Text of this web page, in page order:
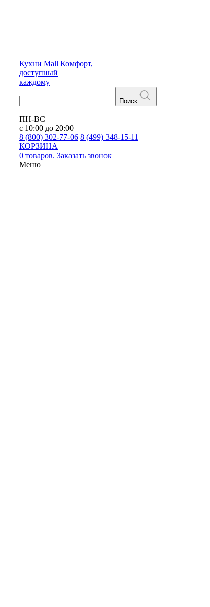
Кухни Mall Комфорт,
доступный
каждому
Поиск
ПН-ВС
с 10:00 до 20:00
8 (800) 302-77-06 8 (499) 348-15-11
КОРЗИНА
0 товаров. Заказать звонок
Меню